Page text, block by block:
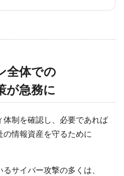
全体での​
が​急務に
制を​確認し、​必要で​あれば​
情報資産を​守る​ために​
サイバー攻撃の​多くは、​